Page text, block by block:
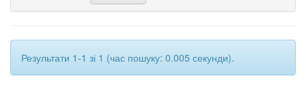
Результати 1-1 зі 1 (час пошуку: 0.005 секунди).